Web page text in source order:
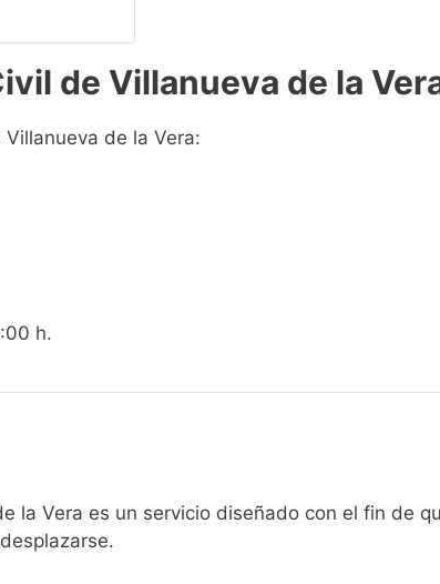
de Villanueva de la
de la Vera:
h.
la Vera es un servicio diseñado con el fin de